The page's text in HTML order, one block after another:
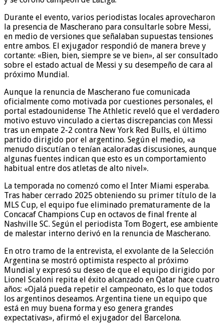
Durante el evento, varios periodistas locales aprovecharon
la presencia de Mascherano para consultarle sobre Messi,
en medio de versiones que señalaban supuestas tensiones
entre ambos. El exjugador respondió de manera breve y
cortante: «Bien, bien, siempre se ve bien», al ser consultado
sobre el estado actual de Messi y su desempeño de cara al
próximo Mundial.
Aunque la renuncia de Mascherano fue comunicada
oficialmente como motivada por cuestiones personales, el
portal estadounidense The Athletic reveló que el verdadero
motivo estuvo vinculado a ciertas discrepancias con Messi
tras un empate 2-2 contra New York Red Bulls, el último
partido dirigido por el argentino. Según el medio, «a
menudo discutían o tenían acaloradas discusiones, aunque
algunas fuentes indican que esto es un comportamiento
habitual entre dos atletas de alto nivel».
La temporada no comenzó como el Inter Miami esperaba.
Tras haber cerrado 2025 obteniendo su primer título de la
MLS Cup, el equipo fue eliminado prematuramente de la
Concacaf Champions Cup en octavos de final frente al
Nashville SC. Según el periodista Tom Bogert, ese ambiente
de malestar interno derivó en la renuncia de Mascherano.
En otro tramo de la entrevista, el exvolante de la Selección
Argentina se mostró optimista respecto al próximo
Mundial y expresó su deseo de que el equipo dirigido por
Lionel Scaloni repita el éxito alcanzado en Qatar hace cuatro
años: «Ojalá pueda repetir el campeonato, es lo que todos
los argentinos deseamos. Argentina tiene un equipo que
está en muy buena forma y eso genera grandes
expectativas», afirmó el exjugador del Barcelona.